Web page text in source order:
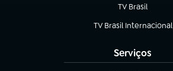
TV Brasil
(abre em nova
TV Brasil Internacional
(abre em nova aba)
Serviços